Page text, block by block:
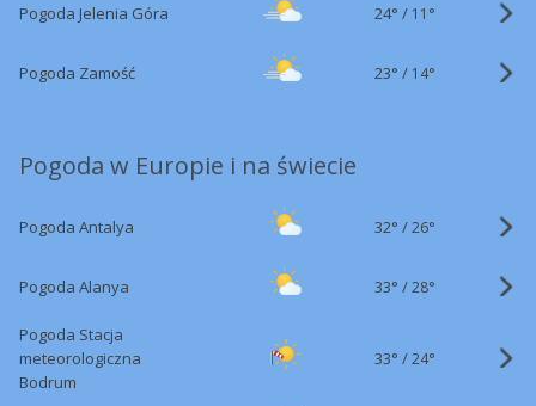
Pogoda Jelenia Góra 24° / 11°
Pogoda Zamość 23° / 14°
Pogoda w Europie i na świecie
Pogoda Antalya 32° /26°
Pogoda Alanya 33° /28°
Pogoda Stacja
meteorologiczna
Bodrum
33° /24°